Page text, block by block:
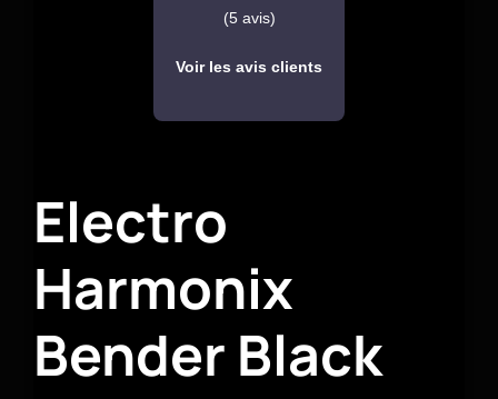
(5 avis)
Voir les avis clients
Electro
Harmonix
Bender Black